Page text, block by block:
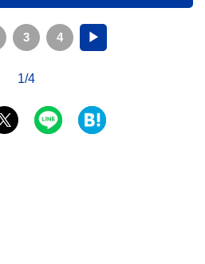
3 4 ▶
1/4